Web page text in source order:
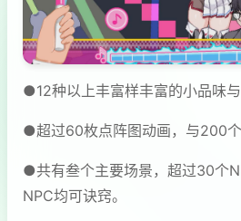
●12种以上丰富样丰富的小品味与
●超过60枚点阵图动画，与200个
●共有叁个主要场景，超过30个
NPC均可诀窍。